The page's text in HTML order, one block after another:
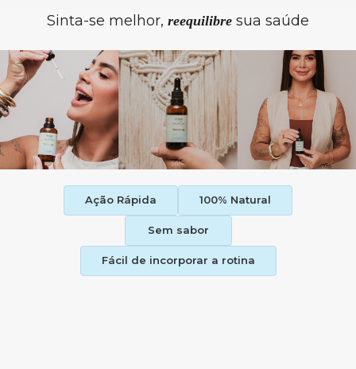
Sinta-se melhor, reequilibre sua saúde
Ação Rápida 100% Natural
Sem sabor
Fácil de incorporar a rotina